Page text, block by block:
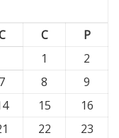
C
P
1
2
7 8
9
15
16
22
23